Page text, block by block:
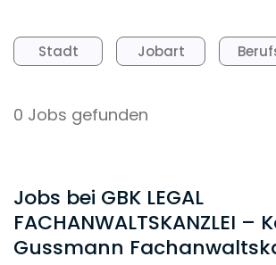
Stadt Jobart
0 Jobs gefunden
Jobs bei GBK LEGAL
FACHANWALTSKANZLEI –
Gussmann